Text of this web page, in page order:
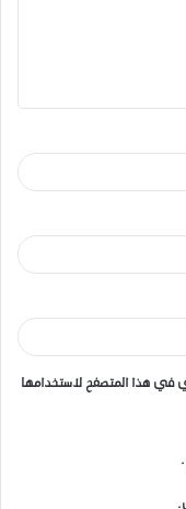
في هذا المتصفح لاستخدامها